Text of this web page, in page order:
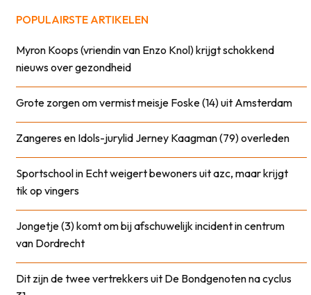
POPULAIRSTE ARTIKELEN
Myron Koops (vriendin van Enzo Knol) krijgt schokkend
nieuws over gezondheid
Grote zorgen om vermist meisje Foske (14) uit Amsterdam
Zangeres en Idols-jurylid Jerney Kaagman (79) overleden
Sportschool in Echt weigert bewoners uit azc, maar krijgt
tik op vingers
Jongetje (3) komt om bij afschuwelijk incident in centrum
van Dordrecht
Dit zijn de twee vertrekkers uit De Bondgenoten na cyclus